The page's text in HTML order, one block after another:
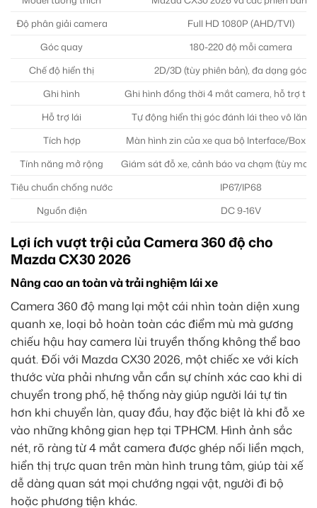
Độ phân giải camera
Full HD 1080P (AHD/TVI)
Góc quay
180-220 độ mỗi camera
Chế độ hiển thị
2D/3D (tùy phiên bản), đa dạng góc
Ghi hình
Ghi hình đồng thời 4 mắt camera, hỗ trợ
Hỗ trợ lái
Tự động hiển thị góc đánh lái theo vô
Tích hợp
Màn hình zin của xe qua bộ Interface/Box
Tính năng mở rộng
Giám sát đỗ xe, cảnh báo va chạm (tùy
Tiêu chuẩn chống nước
IP67/IP68
Nguồn điện
DC 9-16V
Lợi ích vượt trội của Camera 360 độ cho
Mazda CX30 2026
Nâng cao an toàn và trải nghiệm lái xe
Camera 360 độ mang lại một cái nhìn toàn diện xung
quanh xe, loại bỏ hoàn toàn các điểm mù mà gương
chiếu hậu hay camera lùi truyền thống không thể bao
quát. Đối với Mazda CX30 2026, một chiếc xe với kích
thước vừa phải nhưng vẫn cần sự chính xác cao khi di
chuyển trong phố, hệ thống này giúp người lái tự tin
hơn khi chuyển làn, quay đầu, hay đặc biệt là khi đỗ xe
vào những không gian hẹp tại TPHCM. Hình ảnh sắc
nét, rõ ràng từ 4 mắt camera được ghép nối liền mạch,
hiển thị trực quan trên màn hình trung tâm, giúp tài xế
dễ dàng quan sát mọi chướng ngại vật, người đi bộ
hoặc phương tiện khác.